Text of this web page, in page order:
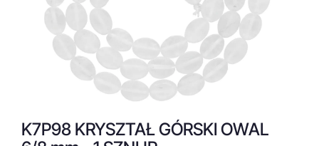
K7P98 KRYSZTAŁ GÓRSKI OWAL